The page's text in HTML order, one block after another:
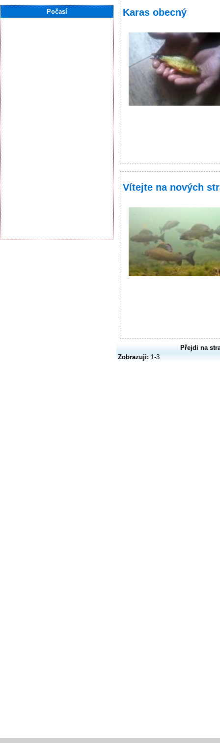
Karas obecný
Vítejte na nových
Přejdi na
Zobrazuji: 1-3
Počasí